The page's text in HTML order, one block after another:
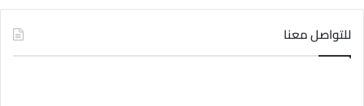
للتواصل معنا